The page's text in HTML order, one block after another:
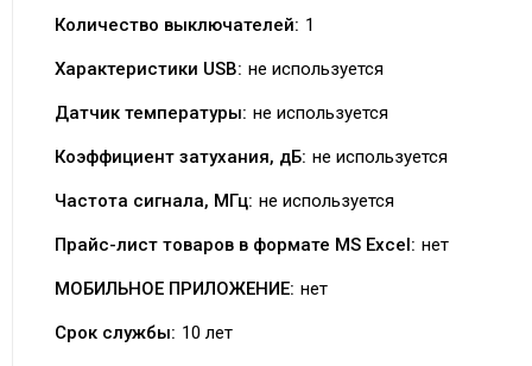
Количество выключателей: 1
Характеристики USB: не используется
Датчик температуры: не используется
Коэффициент затухания, дБ: не используется
Частота сигнала, МГц: не используется
Прайс-лист товаров в формате MS Excel: нет
МОБИЛЬНОЕ ПРИЛОЖЕНИЕ: нет
Срок службы: 10 лет